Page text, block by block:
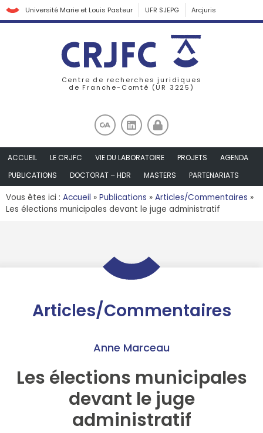
Université Marie et Louis Pasteur UFR SJEPG Arcjuris
Centre de recherches juridiques
de Franche-Comté (UR 3225)
ACCUEIL LE CRJFC VIE DU LABORATOIRE PROJETS
AGENDA
PUBLICATIONS
DOCTORAT – HDR MASTERS PARTENARIATS
Vous êtes ici : Accueil » Publications » Articles/Commentaires »
Les élections municipales devant le juge administratif
Articles/Commentaires
Anne Marceau
Les élections municipales
devant le juge
administratif